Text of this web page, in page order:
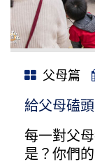
父母篇
給父母磕頭
每一對父
是？你們